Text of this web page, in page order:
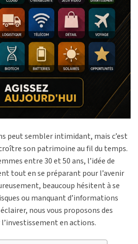
peut sembler intimidant, mais c’est
son patrimoine au fil du temps.
entre 30 et 50 ans, l’idée de
tout en se préparant pour l’avenir
beaucoup hésitent à se
ou manquant d’informations
nous vous proposons des
en actions.